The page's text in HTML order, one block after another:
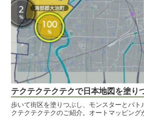
テクテクテクテクで日本地図を塗り
歩いて街区を塗りつぶし、モンスターとバト
クテクテクテクのご紹介。オートマッピング